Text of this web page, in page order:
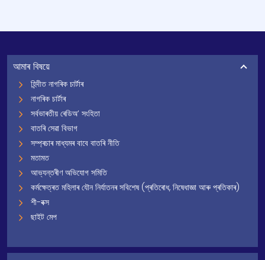
আমাৰ বিষয়ে
হিন্দীত নাগৰিক চাৰ্টাৰ
নাগৰিক চাৰ্টাৰ
সৰ্বভাৰতীয় ৰেডিঅ’ সংহিতা
বাতৰি সেৱা বিভাগ
সম্প্ৰচাৰ মাধ্যমৰ বাবে বাতৰি নীতি
মতামত
আভ্যন্তৰীণ অভিযোগ সমিতি
কৰ্মক্ষেত্ৰত মহিলাৰ যৌন নিৰ্যাতনৰ সবিশেষ (প্ৰতিৰোধ, নিষেধাজ্ঞা আৰু প্ৰতিকাৰ)
শী-বক্স
ছাইট মেপ